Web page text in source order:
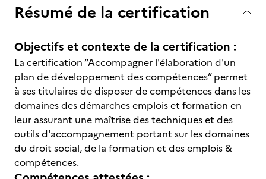
Résumé de la certification
Objectifs et contexte de la certification :
La certification “Accompagner l'élaboration d'un
plan de développement des compétences” permet
à ses titulaires de disposer de compétences dans les
domaines des démarches emplois et formation en
leur assurant une maîtrise des techniques et des
outils d'accompagnement portant sur les domaines
du droit social, de la formation et des emplois &
compétences.